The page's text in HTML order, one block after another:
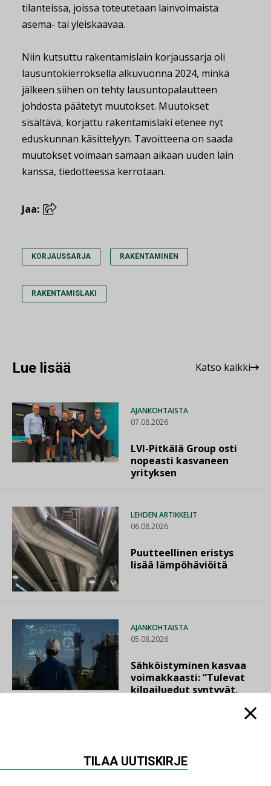
tilanteissa, joissa toteutetaan lainvoimaista
asema- tai yleiskaavaa.
Niin kutsuttu rakentamislain korjaussarja oli
lausuntokierroksella alkuvuonna 2024, minkä
jälkeen siihen on tehty lausuntopalautteen
johdosta päätetyt muutokset. Muutokset
sisältävä, korjattu rakentamislaki etenee nyt
eduskunnan käsittelyyn. Tavoitteena on saada
muutokset voimaan samaan aikaan uuden lain
kanssa, tiedotteessa kerrotaan.
Jaa:
KORJAUSSARJA RAKENTAMINEN
RAKENTAMISLAKI
Lue lisää Katso kaikki
AJANKOHTAISTA
07.08.2026
LVI-Pitkälä Group osti
nopeasti kasvaneen
yrityksen
LEHDEN ARTIKKELIT
06.08.2026
Puutteellinen eristys
lisää lämpöhäviöitä
AJANKOHTAISTA
05.08.2026
Sähköistyminen kasvaa
voimakkaasti: ”Tulevat
kilpailuedut syntyvät,
TILAA UUTISKIRJE